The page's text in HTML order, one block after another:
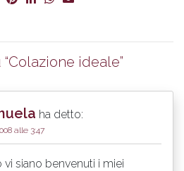
Colazione ideale”
ha detto:
alle 3:47
vi siano benvenuti i miei